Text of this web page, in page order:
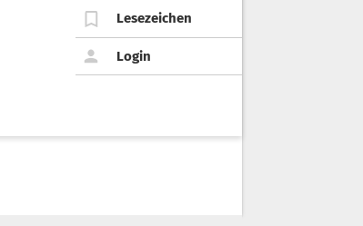
Lesezeichen
Login